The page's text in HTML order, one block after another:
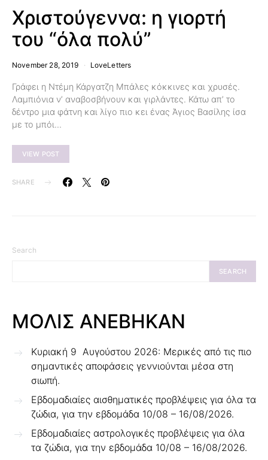
Χριστούγεννα: η γιορτή
του “όλα πολύ”
November 28, 2019 LoveLetters
Γράφει η Ντέμη Κάργατζη Μπάλες κόκκινες και χρυσές.
Λαμπιόνια ν’ αναβοσβήνουν και γιρλάντες. Κάτω απ’ το
δέντρο μια φάτνη και λίγο πιο κει ένας Άγιος Βασίλης ίσα
με το μπόι…
VIEW POST
SHARE
Search
SEARCH
ΜΟΛΙΣ ΑΝΕΒΗΚΑΝ
Κυριακή 9 Αυγούστου 2026: Μερικές από τις πιο
σημαντικές αποφάσεις γεννιούνται μέσα στη
σιωπή.
Εβδομαδιαίες αισθηματικές προβλέψεις για όλα τα
ζώδια, για την εβδομάδα 10/08 – 16/08/2026.
Εβδομαδιαίες αστρολογικές προβλέψεις για όλα
τα ζώδια, για την εβδομάδα 10/08 – 16/08/2026.